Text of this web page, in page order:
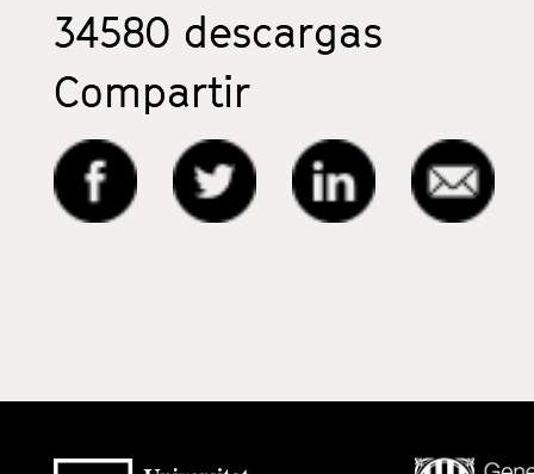
34580 descargas
Compartir